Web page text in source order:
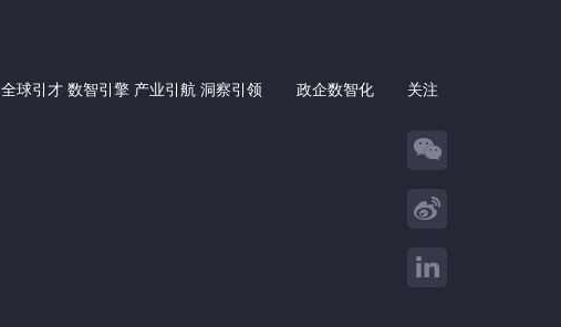
全球引才 数智引擎 产业引航 洞察引领 政企数智化 关注